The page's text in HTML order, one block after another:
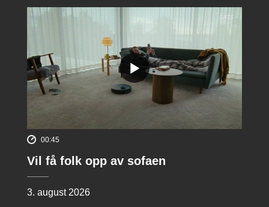
00:45
Vil få folk opp av sofaen
3. august 2026